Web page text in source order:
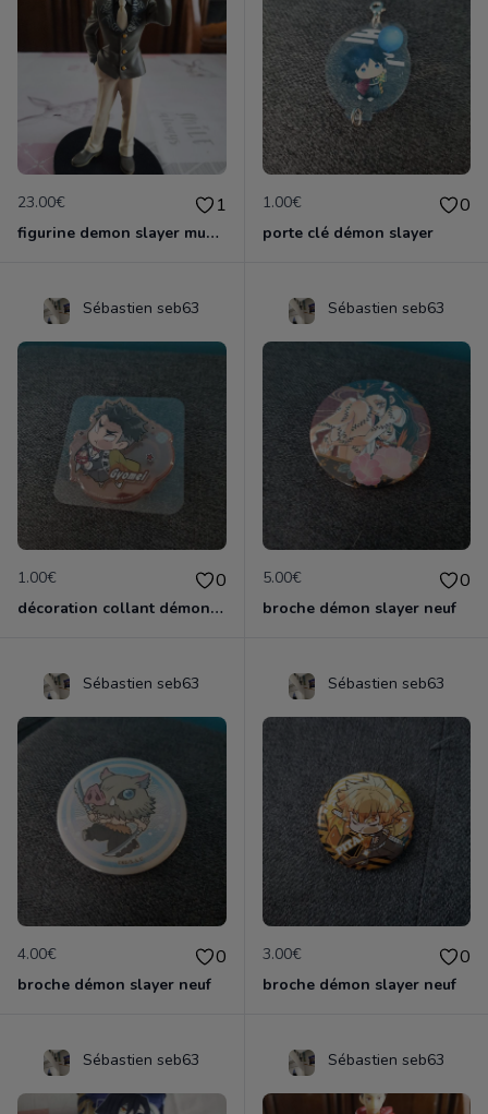
23.00€ 1
figurine demon slayer muzan
1.00€ 0
porte clé démon slayer
Sébastien seb63
1.00€ 0
décoration collant démon slayer neuf
Sébastien seb63
5.00€ 0
broche démon slayer neuf
Sébastien seb63
4.00€ 0
broche démon slayer neuf
Sébastien seb63
3.00€ 0
broche démon slayer neuf
Sébastien seb63 Sébastien seb63